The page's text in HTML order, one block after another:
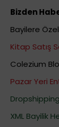
Bizden
Bayilere
Kitap Satış
Colezium
Pazar Yeri
XML Bayilik